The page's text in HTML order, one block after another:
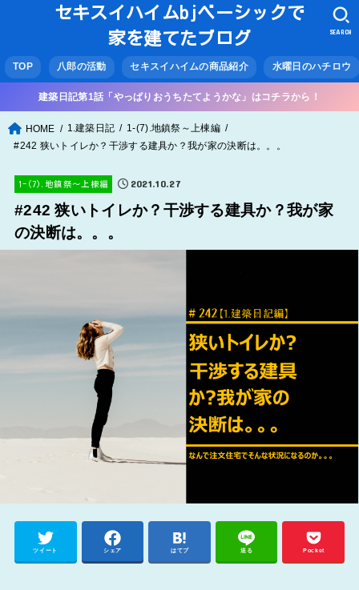
セキスイハイムbjベーシックで
家を建てたブログ
TOP 八郎の活動 セキスイハイムの商品紹介 水曜日のハチロウ
SEARCH
建築日記第1話「やっぱりおうちたてようかな」はコチラから！
HOME 1.建築日記
1-(7).地鎮祭～上棟編
#242 狭いトイレか？干渉する建具か？我が家の決断は。。。
1-(7).地鎮祭～上棟編 2021.10.27
#242 狭いトイレか？干渉する建具か？我が家
の決断は。。。
ツイート シェア はてブ 送る Pocket